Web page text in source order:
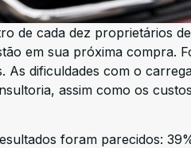
de cada dez proprietários
em sua próxima compra.
As dificuldades com o
assim como os
foram parecidos: